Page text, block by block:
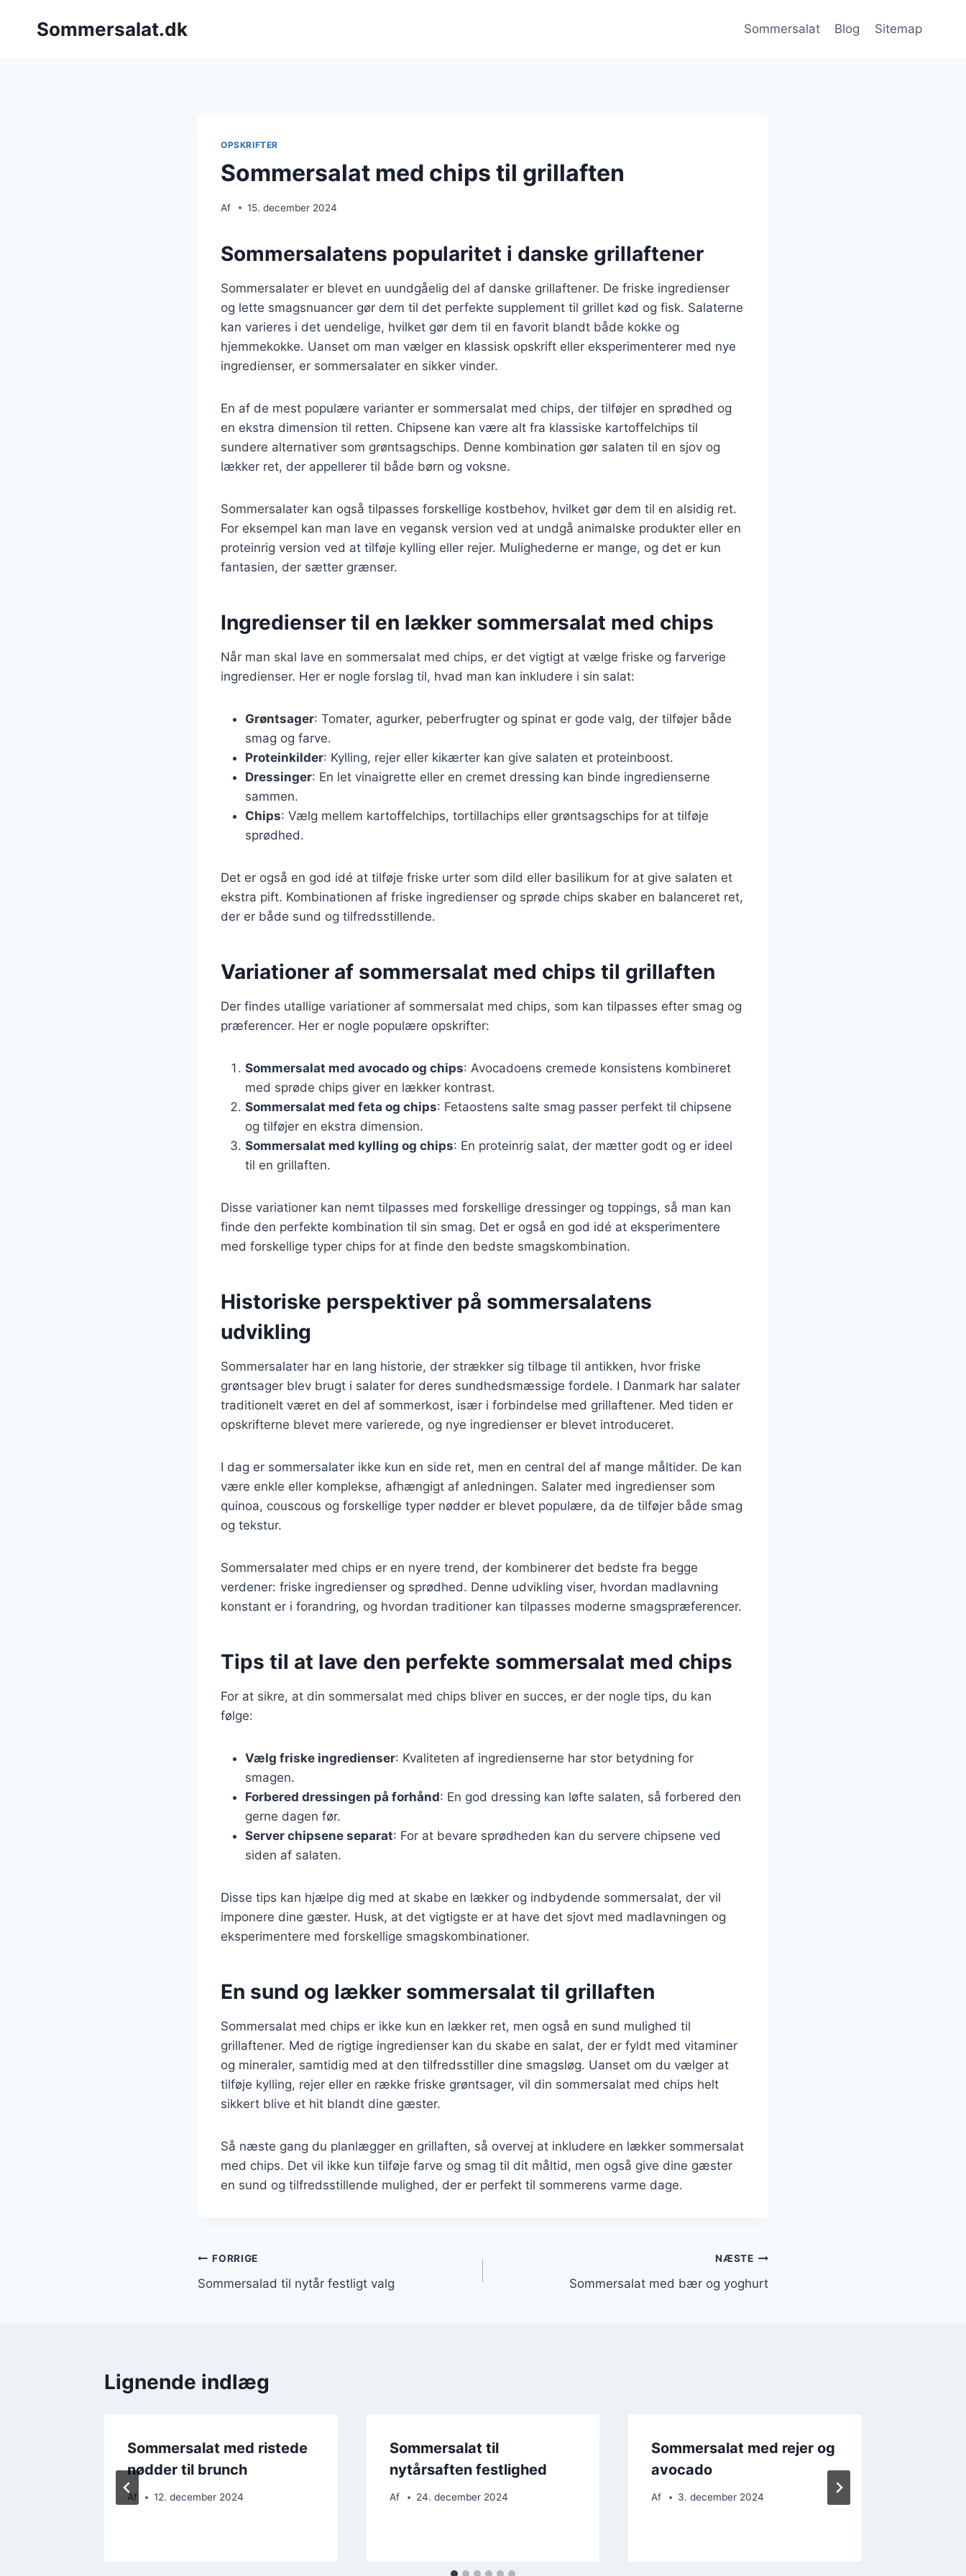
Sommersalat.dk Sommersalat Blog Sitemap
OPSKRIFTER
Sommersalat med chips til grillaften
Af 15. december 2024
Sommersalatens popularitet i danske grillaftener
Sommersalater er blevet en uundgåelig del af danske grillaftener. De friske ingredienser
og lette smagsnuancer gør dem til det perfekte supplement til grillet kød og fisk. Salaterne
kan varieres i det uendelige, hvilket gør dem til en favorit blandt både kokke og
hjemmekokke. Uanset om man vælger en klassisk opskrift eller eksperimenterer med nye
ingredienser, er sommersalater en sikker vinder.
En af de mest populære varianter er sommersalat med chips, der tilføjer en sprødhed og
en ekstra dimension til retten. Chipsene kan være alt fra klassiske kartoffelchips til
sundere alternativer som grøntsagschips. Denne kombination gør salaten til en sjov og
lækker ret, der appellerer til både børn og voksne.
Sommersalater kan også tilpasses forskellige kostbehov, hvilket gør dem til en alsidig ret.
For eksempel kan man lave en vegansk version ved at undgå animalske produkter eller en
proteinrig version ved at tilføje kylling eller rejer. Mulighederne er mange, og det er kun
fantasien, der sætter grænser.
Ingredienser til en lækker sommersalat med chips
Når man skal lave en sommersalat med chips, er det vigtigt at vælge friske og farverige
ingredienser. Her er nogle forslag til, hvad man kan inkludere i sin salat:
Grøntsager: Tomater, agurker, peberfrugter og spinat er gode valg, der tilføjer både
smag og farve.
Proteinkilder: Kylling, rejer eller kikærter kan give salaten et proteinboost.
Dressinger: En let vinaigrette eller en cremet dressing kan binde ingredienserne
sammen.
Chips: Vælg mellem kartoffelchips, tortillachips eller grøntsagschips for at tilføje
sprødhed.
Det er også en god idé at tilføje friske urter som dild eller basilikum for at give salaten et
ekstra pift. Kombinationen af friske ingredienser og sprøde chips skaber en balanceret ret,
der er både sund og tilfredsstillende.
Variationer af sommersalat med chips til grillaften
Der findes utallige variationer af sommersalat med chips, som kan tilpasses efter smag og
præferencer. Her er nogle populære opskrifter:
Sommersalat med avocado og chips: Avocadoens cremede konsistens kombineret
med sprøde chips giver en lækker kontrast.
Sommersalat med feta og chips: Fetaostens salte smag passer perfekt til chipsene
og tilføjer en ekstra dimension.
Sommersalat med kylling og chips: En proteinrig salat, der mætter godt og er ideel
til en grillaften.
Disse variationer kan nemt tilpasses med forskellige dressinger og toppings, så man kan
finde den perfekte kombination til sin smag. Det er også en god idé at eksperimentere
med forskellige typer chips for at finde den bedste smagskombination.
Historiske perspektiver på sommersalatens
udvikling
Sommersalater har en lang historie, der strækker sig tilbage til antikken, hvor friske
grøntsager blev brugt i salater for deres sundhedsmæssige fordele. I Danmark har salater
traditionelt været en del af sommerkost, især i forbindelse med grillaftener. Med tiden er
opskrifterne blevet mere varierede, og nye ingredienser er blevet introduceret.
I dag er sommersalater ikke kun en side ret, men en central del af mange måltider. De kan
være enkle eller komplekse, afhængigt af anledningen. Salater med ingredienser som
quinoa, couscous og forskellige typer nødder er blevet populære, da de tilføjer både smag
og tekstur.
Sommersalater med chips er en nyere trend, der kombinerer det bedste fra begge
verdener: friske ingredienser og sprødhed. Denne udvikling viser, hvordan madlavning
konstant er i forandring, og hvordan traditioner kan tilpasses moderne smagspræferencer.
Tips til at lave den perfekte sommersalat med chips
For at sikre, at din sommersalat med chips bliver en succes, er der nogle tips, du kan
følge:
Vælg friske ingredienser: Kvaliteten af ingredienserne har stor betydning for
smagen.
Forbered dressingen på forhånd: En god dressing kan løfte salaten, så forbered den
gerne dagen før.
Server chipsene separat: For at bevare sprødheden kan du servere chipsene ved
siden af salaten.
Disse tips kan hjælpe dig med at skabe en lækker og indbydende sommersalat, der vil
imponere dine gæster. Husk, at det vigtigste er at have det sjovt med madlavningen og
eksperimentere med forskellige smagskombinationer.
En sund og lækker sommersalat til grillaften
Sommersalat med chips er ikke kun en lækker ret, men også en sund mulighed til
grillaftener. Med de rigtige ingredienser kan du skabe en salat, der er fyldt med vitaminer
og mineraler, samtidig med at den tilfredsstiller dine smagsløg. Uanset om du vælger at
tilføje kylling, rejer eller en række friske grøntsager, vil din sommersalat med chips helt
sikkert blive et hit blandt dine gæster.
Så næste gang du planlægger en grillaften, så overvej at inkludere en lækker sommersalat
med chips. Det vil ikke kun tilføje farve og smag til dit måltid, men også give dine gæster
en sund og tilfredsstillende mulighed, der er perfekt til sommerens varme dage.
Indlægsnavigation
FORRIGE
Sommersalad til nytår festligt valg
NÆSTE
Sommersalat med bær og yoghurt
Lignende indlæg
Sommersalat med ristede
nødder til brunch
Af 12. december 2024
Sommersalat til
nytårsaften festlighed
Af 24. december 2024
Sommersalat med rejer og
avocado
Af 3. december 2024